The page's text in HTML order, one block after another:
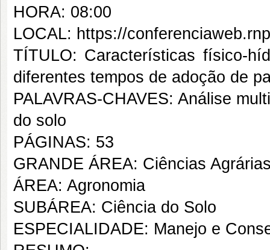
HORA: 08:00
LOCAL: https://
TÍTULO: Características físico-
diferentes tempos de adoção de
PALAVRAS-CHAVES: Análise
do solo
PÁGINAS: 53
GRANDE ÁREA: Ciências
ÁREA: Agronomia
SUBÁREA: Ciência do Solo
ESPECIALIDADE: Manejo e